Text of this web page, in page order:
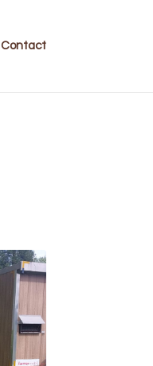
Contact